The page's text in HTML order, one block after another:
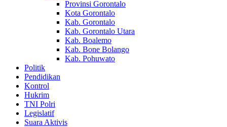
Provinsi Gorontalo
Kota Gorontalo
Kab. Gorontalo
Kab. Gorontalo Utara
Kab. Boalemo
Kab. Bone Bolango
Kab. Pohuwato
Politik
Pendidikan
Kontrol
Hukrim
TNI Polri
Legislatif
Suara Aktivis